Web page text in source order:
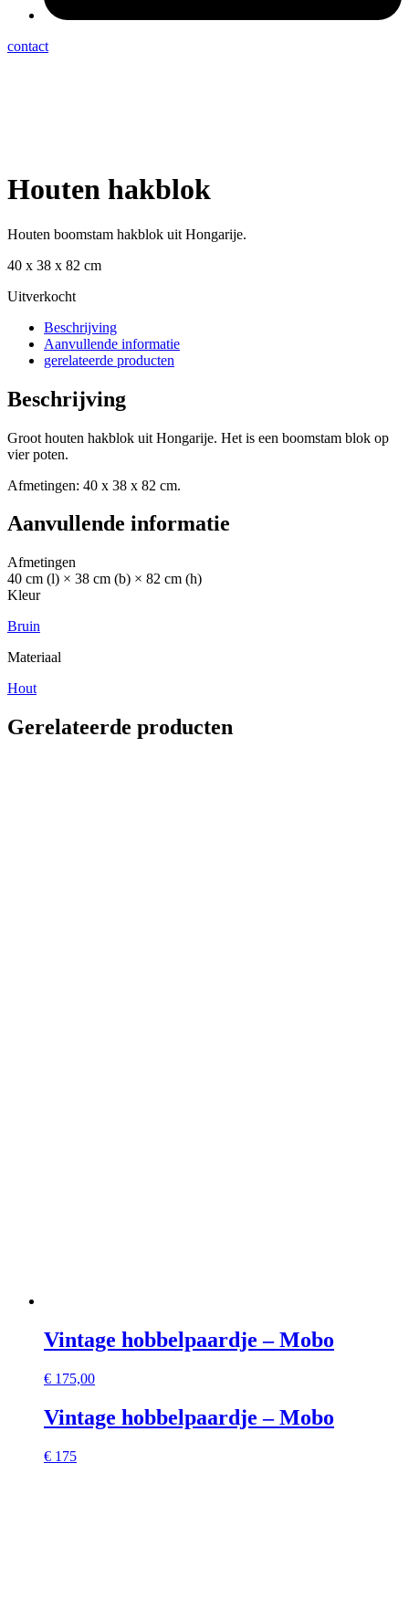
contact
Houten hakblok
Houten boomstam hakblok uit Hongarije.
40 x 38 x 82 cm
Uitverkocht
Beschrijving
Aanvullende informatie
gerelateerde producten
Beschrijving
Groot houten hakblok uit Hongarije. Het is een boomstam blok op
vier poten.
Afmetingen: 40 x 38 x 82 cm.
Aanvullende informatie
Afmetingen
40 cm (l) × 38 cm (b) × 82 cm (h)
Kleur
Bruin
Materiaal
Hout
Gerelateerde producten
Vintage hobbelpaardje – Mobo
€ 175,00
Vintage hobbelpaardje – Mobo
€ 175